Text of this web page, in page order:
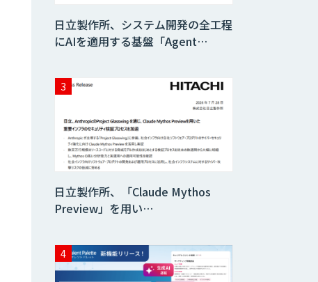
レミスのAI導入支
援サービス
ブートキャンプ
データ分析エージ
ェント
き」コンサルティ
ングサービス
ロボット向け教師
データ収集・作成
日立製作所、システム開発の全工程
にAIを適用する基盤「Agent…
日立製作所、「Claude Mythos
Preview」を用い…